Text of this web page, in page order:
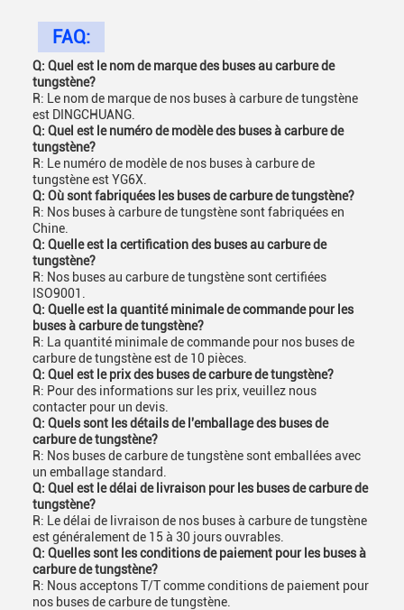
FAQ:
Q: Quel est le nom de marque des buses au carbure de
tungstène?
R: Le nom de marque de nos buses à carbure de tungstène
est DINGCHUANG.
Q: Quel est le numéro de modèle des buses à carbure de
tungstène?
R: Le numéro de modèle de nos buses à carbure de
tungstène est YG6X.
Q: Où sont fabriquées les buses de carbure de tungstène?
R: Nos buses à carbure de tungstène sont fabriquées en
Chine.
Q: Quelle est la certification des buses au carbure de
tungstène?
R: Nos buses au carbure de tungstène sont certifiées
ISO9001.
Q: Quelle est la quantité minimale de commande pour les
buses à carbure de tungstène?
R: La quantité minimale de commande pour nos buses de
carbure de tungstène est de 10 pièces.
Q: Quel est le prix des buses de carbure de tungstène?
R: Pour des informations sur les prix, veuillez nous
contacter pour un devis.
Q: Quels sont les détails de l'emballage des buses de
carbure de tungstène?
R: Nos buses de carbure de tungstène sont emballées avec
un emballage standard.
Q: Quel est le délai de livraison pour les buses de carbure de
tungstène?
R: Le délai de livraison de nos buses à carbure de tungstène
est généralement de 15 à 30 jours ouvrables.
Q: Quelles sont les conditions de paiement pour les buses à
carbure de tungstène?
R: Nous acceptons T/T comme conditions de paiement pour
nos buses de carbure de tungstène.